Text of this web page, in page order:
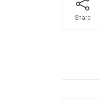
Share